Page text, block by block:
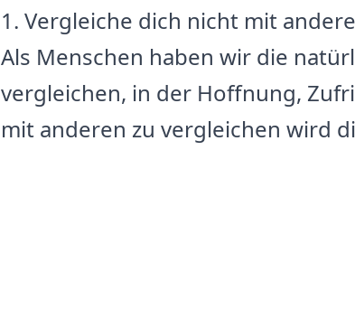
1. Vergleiche dich nicht mit
Als Menschen haben wir die
vergleichen, in der Hoffnung,
mit anderen zu vergleichen wird